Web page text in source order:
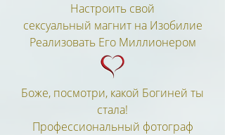
Настроить свой
сексуальный магнит на Изобилие
Реализовать Его Миллионером
Боже, посмотри, какой Богиней ты
стала!
Профессиональный фотограф